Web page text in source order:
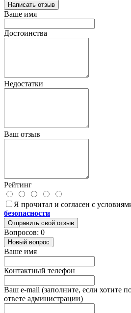
Написать отзыв
Ваше имя
Достоинства
Недостатки
Ваш отзыв
Рейтинг
Я прочитал и согласен с
безопасности
Отправить свой отзыв
Вопросов: 0
Новый вопрос
Ваше имя
Контактный телефон
Ваш e-mail (заполните, если хотите
ответе администрации)